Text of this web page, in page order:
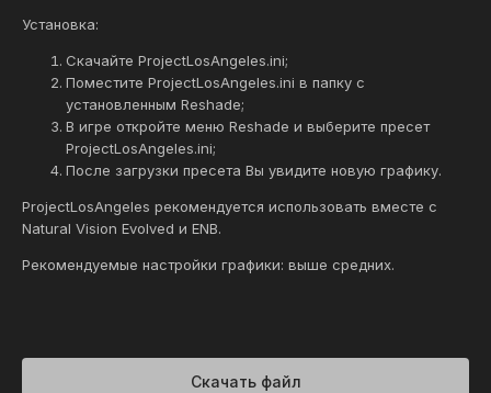
Установка:
Скачайте ProjectLosAngeles.ini;
Поместите ProjectLosAngeles.ini в папку с
установленным Reshade;
В игре откройте меню Reshade и выберите пресет
ProjectLosAngeles.ini;
После загрузки пресета Вы увидите новую графику.
ProjectLosAngeles рекомендуется использовать вместе с
Natural Vision Evolved и ENB.
Рекомендуемые настройки графики: выше средних.
Скачать файл